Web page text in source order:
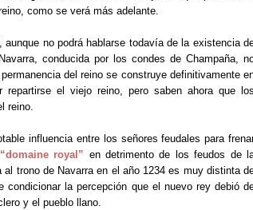
como se verá más adelante.
no podrá hablarse todavía de la existencia
conducida por los condes de Champaña,
del reino se construye definitivamente
el viejo reino, pero saben ahora que los
reino.
influencia entre los señores feudales para
“domaine royal” en detrimento de los feudos de
trono de Navarra en el año 1234 es muy distinta
la percepción que el nuevo rey debió
y el pueblo llano.